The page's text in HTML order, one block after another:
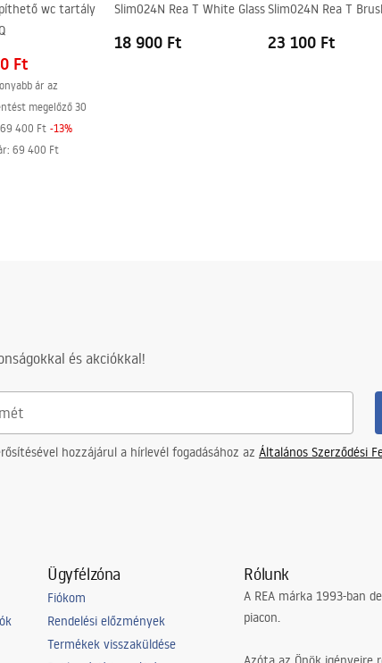
wc tartály
Ft
ár az
megelőző 30
69 400 Ft -13%
: 69 400 Ft
Slim024N Rea T White Glass
18 900 Ft
Slim024N Rea T
23 100 Ft
és akciókkal!
hozzájárul a hírlevél fogadásához az Általános Szerződési
Ügyfélzóna
Fiókom
Rendelési előzmények
Termékek visszaküldése
Rólunk
A REA márka 1993-ban
piacon.